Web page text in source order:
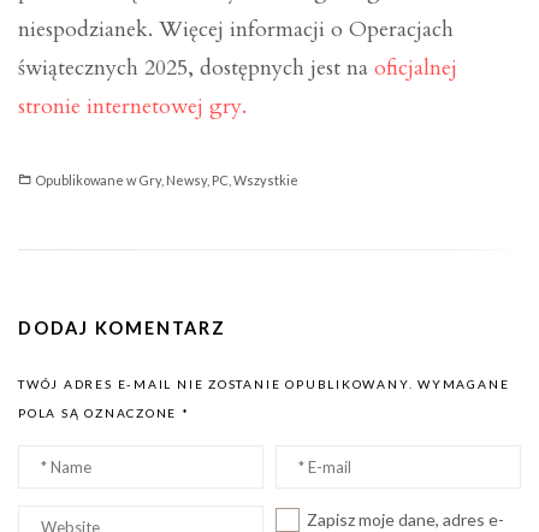
niespodzianek. Więcej informacji o Operacjach
świątecznych 2025, dostępnych jest na oficjalnej
stronie internetowej gry.
Opublikowane wGry, Newsy, PC Wszystkie
DODAJ KOMENTARZ
TWÓJ ADRES E-MAIL NIE ZOSTANIE OPUBLIKOWANY.
WYMAGANE
POLA SĄ OZNACZONE *
Nazwa
Email
Witryna
Zapisz moje dane, adres e-